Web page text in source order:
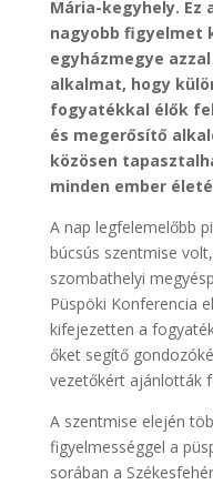
Mária-kegyhely. Ez
nagyobb figyelmet
egyházmegye
alkalmat, hogy
fogyatékkal élők
és megerősítő
közösen
minden ember
A nap legfelemelőbb
búcsús szentmise
szombathelyi
Püspöki Konferencia
kifejezetten a
őket segítő
vezetőkért ajánlották
A szentmise elején
figyelmességgel a
sorában a